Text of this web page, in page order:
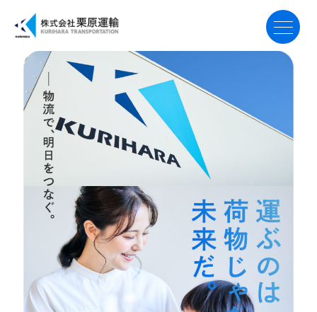
トップ
事業案内
会社案内
採用案内